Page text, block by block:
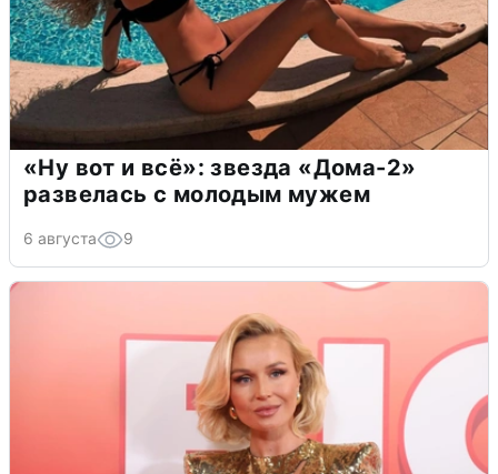
«Ну вот и всё»: звезда «Дома-2»
развелась с молодым мужем
6 августа 9